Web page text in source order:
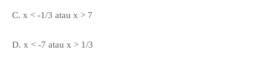
C. x < -1/3 atau x > 7
D. x < -7 atau x > 1/3